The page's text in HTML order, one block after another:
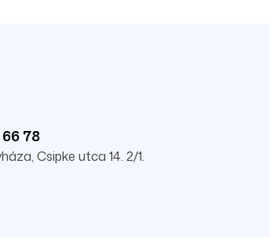
78
Csipke utca 14. 2/1.